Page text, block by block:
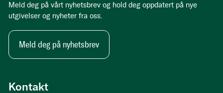
Kontakt
Meld deg på vårt nyhetsbrev og hold deg oppdatert på nye
utgivelser og nyheter fra oss.
Meld deg på nyhetsbrev